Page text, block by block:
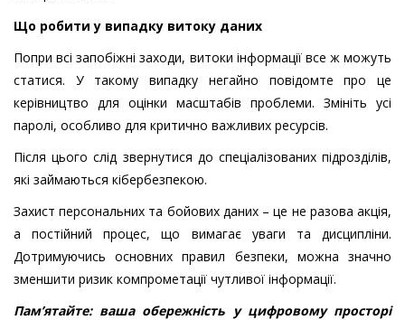
Що робити у випадку витоку даних
Попри всі запобіжні заходи, витоки інформації все ж можуть
статися. У такому випадку негайно повідомте про це
керівництво для оцінки масштабів проблеми. Змініть усі
паролі, особливо для критично важливих ресурсів.
Після цього слід звернутися до спеціалізованих підрозділів,
які займаються кібербезпекою.
Захист персональних та бойових даних – це не разова акція,
а постійний процес, що вимагає уваги та дисципліни.
Дотримуючись основних правил безпеки, можна значно
зменшити ризик компрометації чутливої інформації.
Пам’ятайте: ваша обережність у цифровому просторі